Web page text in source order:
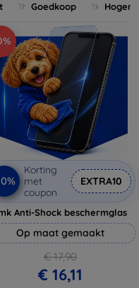
Goedkoop
Korting
met
coupon
EXTRA10
Anti-Shock beschermglas
Op maat gemaakt
€ 17,90
€ 16,11